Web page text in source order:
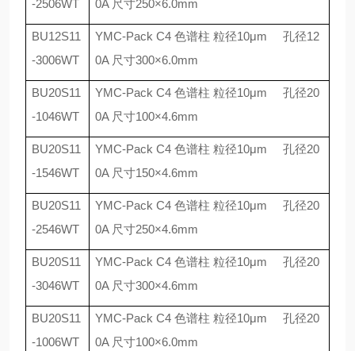
-2506WT 0A 尺寸250×6.0mm
BU12S11
-3006WT
YMC-Pack C4 色谱柱 粒径10μm 孔径12
0A 尺寸300×6.0mm
BU20S11
-1046WT
YMC-Pack C4 色谱柱 粒径10μm 孔径20
0A 尺寸100×4.6mm
BU20S11
-1546WT
YMC-Pack C4 色谱柱 粒径10μm 孔径20
0A 尺寸150×4.6mm
BU20S11
-2546WT
YMC-Pack C4 色谱柱 粒径10μm 孔径20
0A 尺寸250×4.6mm
BU20S11
-3046WT
YMC-Pack C4 色谱柱 粒径10μm 孔径20
0A 尺寸300×4.6mm
BU20S11
-1006WT
YMC-Pack C4 色谱柱 粒径10μm 孔径20
0A 尺寸100×6.0mm